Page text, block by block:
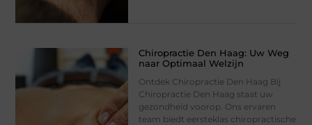
Chiropractie Den Haag: Uw Weg
naar Optimaal Welzijn
Ontdek Chiropractie Den Haag Bij
Chiropractie Den Haag staat uw
gezondheid voorop. Ons ervaren
team biedt eersteklas chiropractische